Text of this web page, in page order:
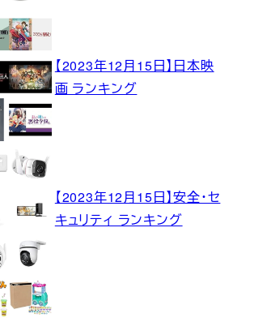
【2023年12月15日】日本映
画 ランキング
【2023年12月15日】安全・セ
キュリティ ランキング